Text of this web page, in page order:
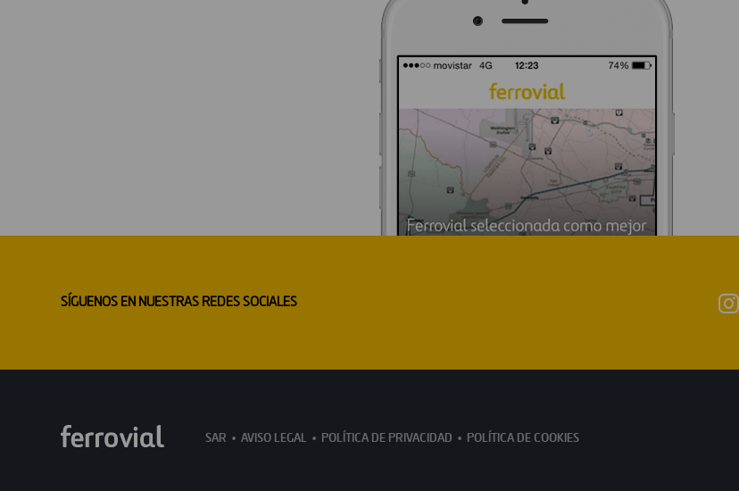
SÍGUENOS EN NUESTRAS REDES SOCIALES
SAR AVISO LEGAL POLÍTICA DE PRIVACIDAD POLÍTICA DE COOKIES